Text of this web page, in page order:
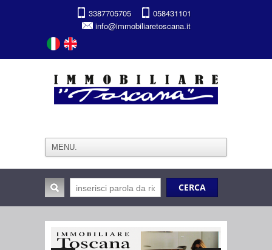
3387705705
058431101
info@immobiliaretoscana.it